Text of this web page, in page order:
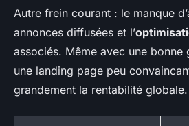
Autre frein courant : le manque
annonces diffusées et l’
associés. Même avec une bonne
une landing page peu
grandement la rentabilité globale.